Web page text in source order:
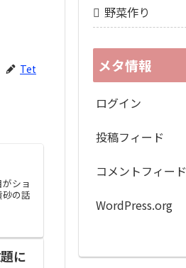
Tet
ショ
の話
に
野菜作り
メタ情報
ログイン
投稿フィード
コメントフィード
WordPress.org